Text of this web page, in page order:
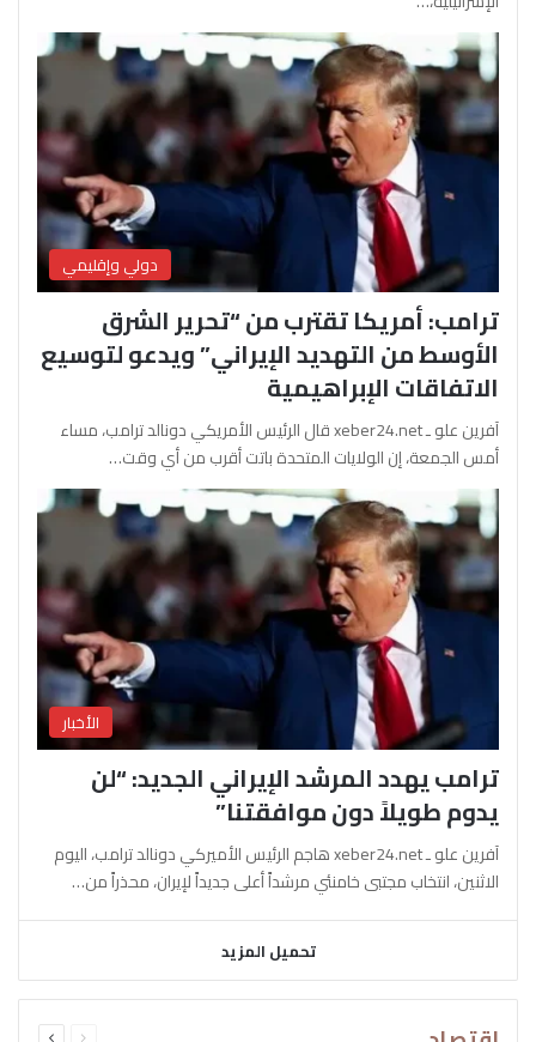
دولي وإقليمي
ترامب: أمريكا تقترب من “تحرير الشرق
الأوسط من التهديد الإيراني” ويدعو لتوسيع
الاتفاقات الإبراهيمية
آفرين علو ـ xeber24.net قال الرئيس الأمريكي دونالد ترامب، مساء
أمس الجمعة، إن الولايات المتحدة باتت أقرب من أي وقت…
الأخبار
ترامب يهدد المرشد الإيراني الجديد: “لن
يدوم طويلاً دون موافقتنا”
آفرين علو ـ xeber24.net هاجم الرئيس الأميركي دونالد ترامب، اليوم
الاثنين، انتخاب مجتبى خامنئي مرشداً أعلى جديداً لإيران، محذراً من…
تحميل المزيد